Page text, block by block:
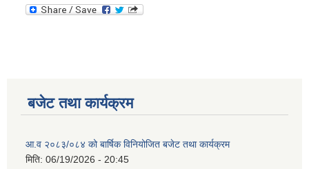
बजेट तथा कार्यक्रम
आ.व २०८३/०८४ को बार्षिक विनियोजित बजेट तथा कार्यक्रम
मिति: 06/19/2026 - 20:45